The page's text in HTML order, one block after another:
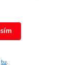
info@ludovymotiv.sk
tu.